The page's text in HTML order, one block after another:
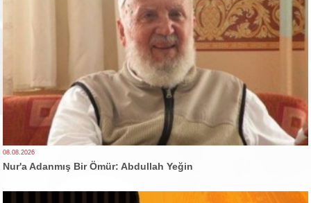
08.08.2026
Nur'a Adanmış Bir Ömür: Abdullah Yeğin